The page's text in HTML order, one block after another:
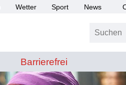
Wetter Sport News
Barrierefrei
Barrierefrei